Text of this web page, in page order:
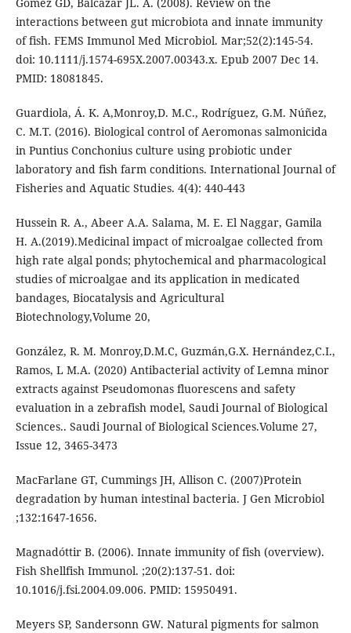
interactions between gut microbiota and innate immunity
of fish. FEMS Immunol Med Microbiol. Mar;52(2):145-54.
doi: 10.1111/j.1574-695X.2007.00343.x. Epub 2007 Dec 14.
PMID: 18081845.
Guardiola, Á. K. A,Monroy,D. M.C., Rodríguez, G.M. Núñez,
C. M.T. (2016). Biological control of Aeromonas salmonicida
in Puntius Conchonius culture using probiotic under
laboratory and fish farm conditions. International Journal of
Fisheries and Aquatic Studies. 4(4): 440-443
Hussein R. A., Abeer A.A. Salama, M. E. El Naggar, Gamila
H. A.(2019).Medicinal impact of microalgae collected from
high rate algal ponds; phytochemical and pharmacological
studies of microalgae and its application in medicated
bandages, Biocatalysis and Agricultural
Biotechnology,Volume 20,
González, R. M. Monroy,D.M.C, Guzmán,G.X. Hernández,C.I.,
Ramos, L M.A. (2020) Antibacterial activity of Lemna minor
extracts against Pseudomonas fluorescens and safety
evaluation in a zebrafish model, Saudi Journal of Biological
Sciences.. Saudi Journal of Biological Sciences.Volume 27,
Issue 12, 3465-3473
MacFarlane GT, Cummings JH, Allison C. (2007)Protein
degradation by human intestinal bacteria. J Gen Microbiol
;132:1647-1656.
Magnadóttir B. (2006). Innate immunity of fish (overview).
Fish Shellfish Immunol. ;20(2):137-51. doi:
10.1016/j.fsi.2004.09.006. PMID: 15950491.
Meyers SP, Sandersonn GW. Natural pigments for salmon